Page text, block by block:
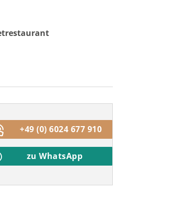
+49 (0) 6024 677 910
zu WhatsApp